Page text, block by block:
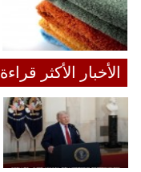
الأخبار الأكثر قراءة